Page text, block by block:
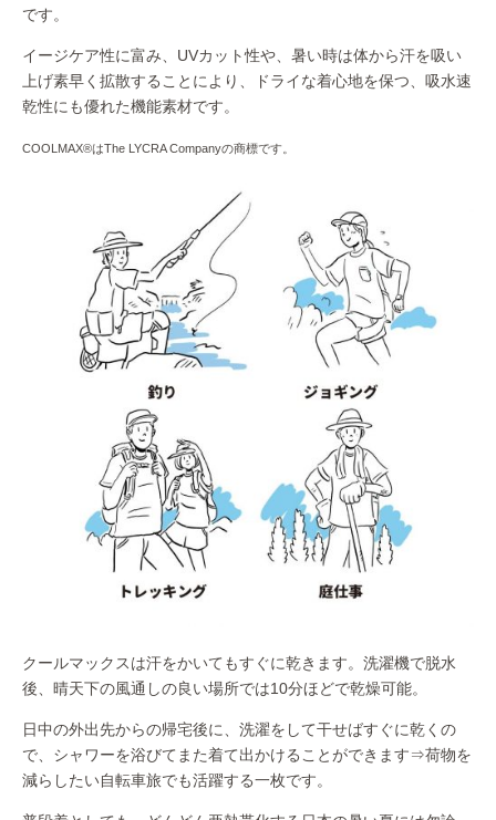
です。
イージケア性に富み、UVカット性や、暑い時は体から汗を吸い
上げ素早く拡散することにより、ドライな着心地を保つ、吸水速
乾性にも優れた機能素材です。
COOLMAX®はThe LYCRA Companyの商標です。
クールマックスは汗をかいてもすぐに乾きます。洗濯機で脱水
後、晴天下の風通しの良い場所では10分ほどで乾燥可能。
日中の外出先からの帰宅後に、洗濯をして干せばすぐに乾くの
で、シャワーを浴びてまた着て出かけることができます⇒荷物を
減らしたい自転車旅でも活躍する一枚です。